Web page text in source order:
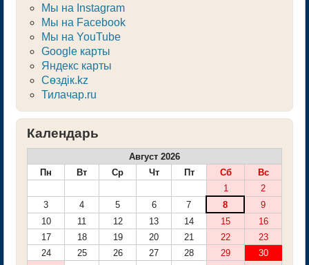
Мы на Instagram
Мы на Facebook
Мы на YouTube
Google карты
Яндекс карты
Сөздік.kz
Тилачар.ru
Календарь
Август 2026
Пн
Вт Ср Чт Пт Сб
Вс
1
2
3
4 5 6 7 8
9
10
11 12 13 14 15
16
17
18 19 20 21 22
23
24
25 26 27 28 29
30